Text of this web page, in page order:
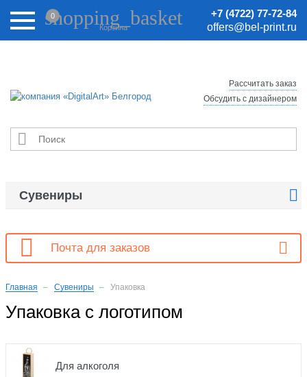
Внимание! Цены на сайте могут быть неактуальными.
Актуальные цены уточняйте у менеджеров.
+7 (4722) 77-72-84
offers@bel-print.ru
shopping_basket
Корзина
0

Рассчитать заказ
Обсудить с дизайнером
Сувениры 
 Почта для заказов
Главная Сувениры Упаковка
Упаковка с логотипом
Для алкоголя